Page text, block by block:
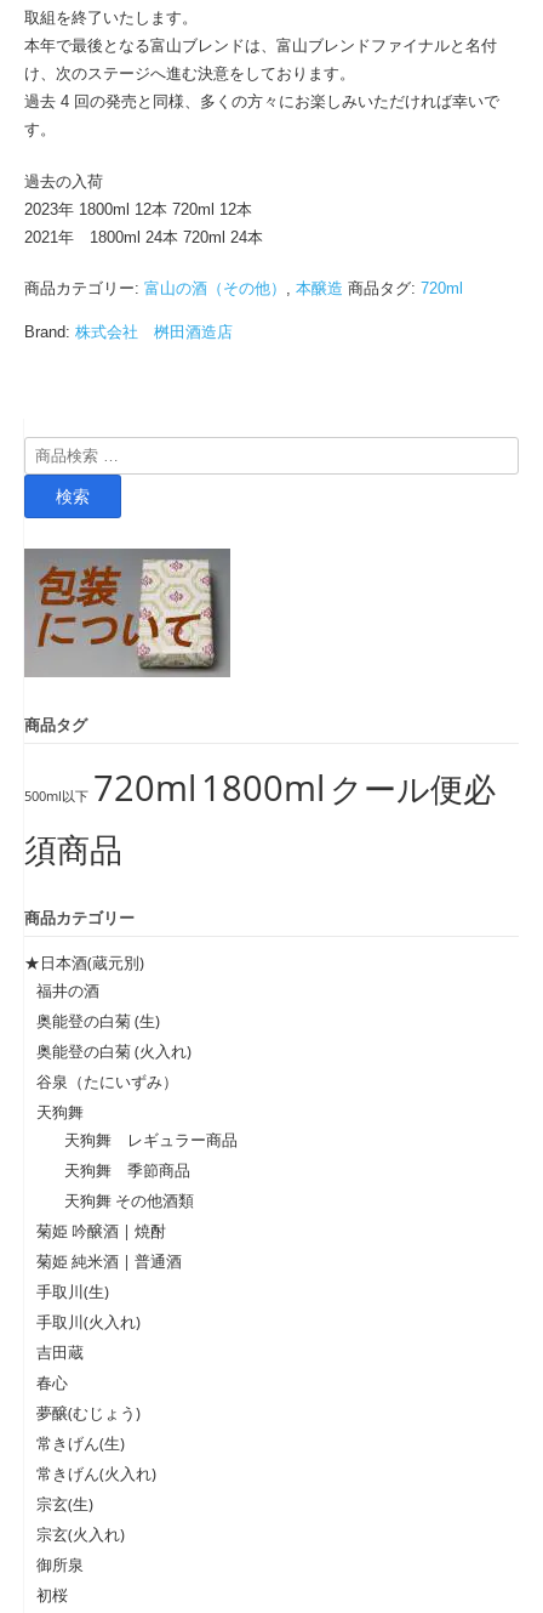
取組を終了いたします。
本年で最後となる富山ブレンドは、富山ブレンドファイナルと名付
け、次のステージへ進む決意をしております。
過去 4 回の発売と同様、多くの方々にお楽しみいただければ幸いで
す。
過去の入荷
2023年 1800ml 12本 720ml 12本
2021年 1800ml 24本 720ml 24本
商品カテゴリー: 富山の酒（その他） , 本醸造 商品タグ: 720ml
Brand: 株式会社 桝田酒造店
検
索
検索
商品タグ
500ml以下 720ml 1800ml クール便必
須商品
商品カテゴリー
★日本酒(蔵元別)
福井の酒
奥能登の白菊 (生)
奥能登の白菊 (火入れ)
谷泉（たにいずみ）
天狗舞
天狗舞 レギュラー商品
天狗舞 季節商品
天狗舞 その他酒類
菊姫 吟醸酒 | 焼酎
菊姫 純米酒 | 普通酒
手取川(生)
手取川(火入れ)
吉田蔵
春心
夢醸(むじょう)
常きげん(生)
常きげん(火入れ)
宗玄(生)
宗玄(火入れ)
御所泉
初桜